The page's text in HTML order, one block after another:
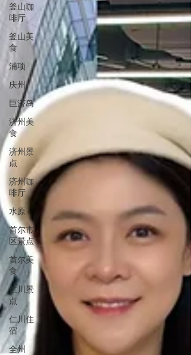
釜山咖
啡厅
釜山美
食
浦项
庆州
巨济岛
济州美
食
济州景
点
济州咖
啡厅
水原
首尔市
区景点
首尔美
食
仁川景
点
仁川住
宿
全州